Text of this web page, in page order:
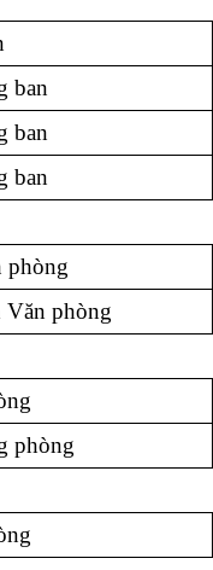
ban
ban
ban
phòng
Văn phòng
phòng